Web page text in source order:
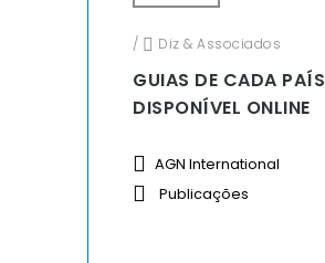
/ Diz & Associados
GUIAS DE CADA PAÍS
DISPONÍVEL ONLINE
AGN International
Publicações